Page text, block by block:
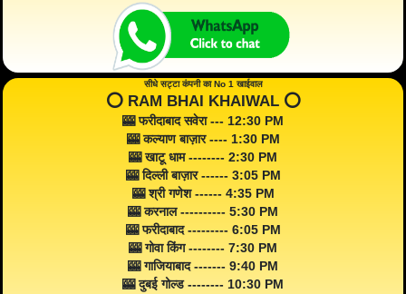
सीधे सट्टा कंपनी का No 1 खाईवाल
⭕️ RAM BHAI KHAIWAL ⭕️
🎰 फरीदाबाद सवेरा --- 12:30 PM
🎰 कल्याण बाज़ार ---- 1:30 PM
🎰 खाटू धाम -------- 2:30 PM
🎰 दिल्ली बाज़ार ------ 3:05 PM
🎰 श्री गणेश ------ 4:35 PM
🎰 करनाल ---------- 5:30 PM
🎰 फरीदाबाद --------- 6:05 PM
🎰 गोवा किंग -------- 7:30 PM
🎰 गाजियाबाद ------- 9:40 PM
🎰 दुबई गोल्ड -------- 10:30 PM